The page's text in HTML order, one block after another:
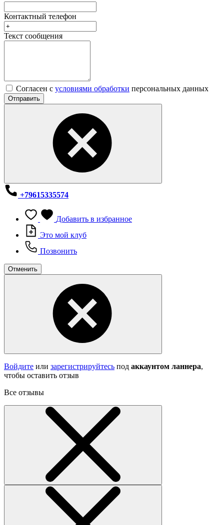
Контактный телефон
Текст сообщения
Согласен с условиями обработки персональных данных
Отправить
+79615335574
Добавить в избранное
Это мой клуб
Позвонить
Отменить
Войдите или зарегистрируйтесь под аккаунтом ланнера,
чтобы оставить отзыв
Все отзывы